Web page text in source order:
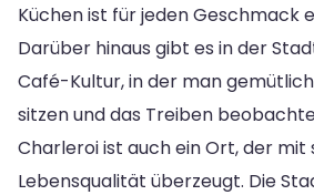
Küchen ist für jeden Geschmack
Darüber hinaus gibt es in der
Café-Kultur, in der man
sitzen und das Treiben
Charleroi ist auch ein Ort, der mit
Lebensqualität überzeugt. Die